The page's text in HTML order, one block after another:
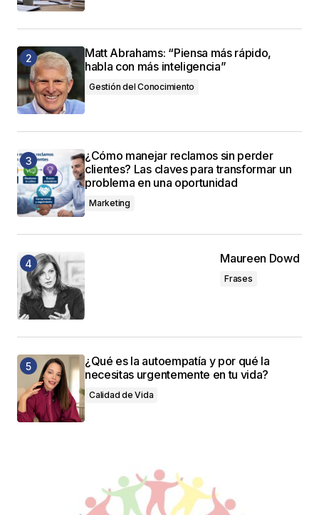
Matt Abrahams: “Piensa más rápido,
habla con más inteligencia”
Gestión del Conocimiento
¿Cómo manejar reclamos sin perder
clientes? Las claves para transformar un
problema en una oportunidad
Marketing
Maureen Dowd
Frases
¿Qué es la autoempatía y por qué la
necesitas urgentemente en tu vida?
Calidad de Vida